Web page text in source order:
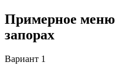
Примерное меню
запорах
Вариант 1